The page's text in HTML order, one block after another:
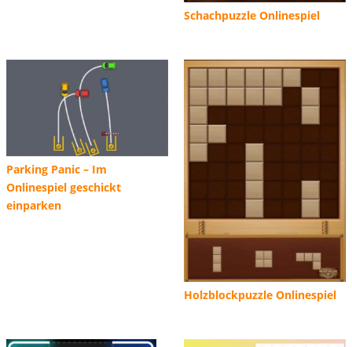
Schachpuzzle Onlinespiel
Parking Panic – Im
Onlinespiel geschickt
einparken
Holzblockpuzzle Onlinespiel